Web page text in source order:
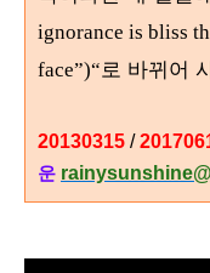
ignorance is bliss
face”)“ 로 바뀌어
20130315 /
운